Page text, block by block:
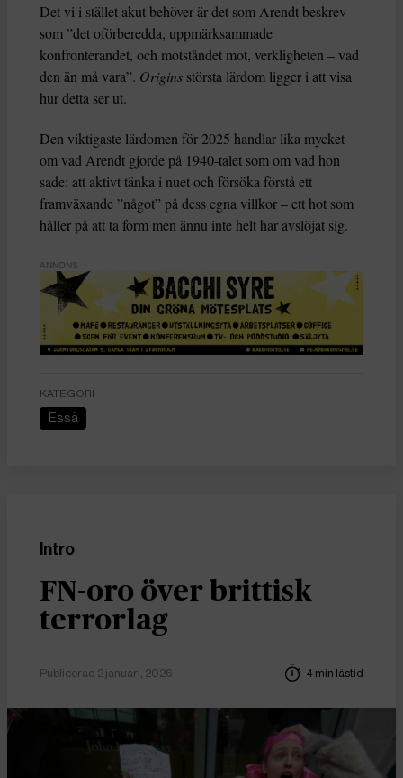
Det vi i stället akut behöver är det som Arendt beskrev
som ”det oförberedda, uppmärksammade
konfronterandet, och motståndet mot, verkligheten – vad
den än må vara”. Origins största lärdom ligger i att visa
hur detta ser ut.
Den viktigaste lärdomen för 2025 handlar lika mycket
om vad Arendt gjorde på 1940-talet som om vad hon
sade: att aktivt tänka i nuet och försöka förstå ett
framväxande ”något” på dess egna villkor – ett hot som
håller på att ta form men ännu inte helt har avslöjat sig.
ANNONS
KATEGORI
Essä
Intro
FN-oro över brittisk
terrorlag
Publicerad 2 januari, 2026 4 min lästid